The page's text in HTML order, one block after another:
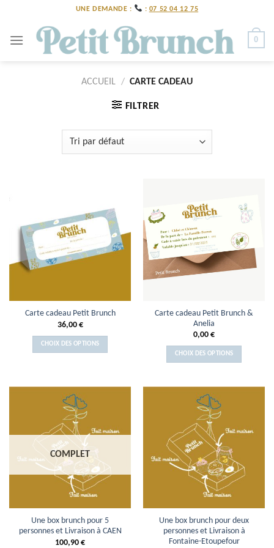
content
UNE DEMANDE : : 07 52 04 12 75
0
ACCUEIL / CARTE CADEAU
FILTRER
Carte cadeau Petit Brunch
36,00 €
CHOIX DES OPTIONS
Carte cadeau Petit Brunch &
Anelia
0,00 €
CHOIX DES OPTIONS
COMPLET
Une box brunch pour 5
personnes et Livraison à CAEN
100,90 €
Une box brunch pour deux
personnes et Livraison à
Fontaine-Etoupefour